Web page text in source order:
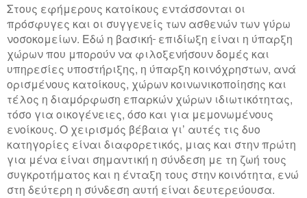
Στους εφήμερους κατοίκους εντάσσονται οι
πρόσφυγες και οι συγγενείς των ασθενών των γύρω
νοσοκομείων. Εδώ η βασική επιδίωξη είναι η ύπαρξη
χώρων που μπορούν να φιλοξενήσουν δομές και
υπηρεσίες υποστήριξης, η ύπαρξη κοινόχρηστων, ανά
ορισμένους κατοίκους, χώρων κοινωνικοποίησης και
τέλος η διαμόρφωση επαρκών χώρων ιδιωτικότητας,
τόσο για οικογένειες, όσο και για μεμονωμένους
ενοίκους. Ο χειρισμός βέβαια γι’ αυτές τις δυο
κατηγορίες είναι διαφορετικός, μιας και στην πρώτη
για μένα είναι σημαντική η σύνδεση με τη ζωή τους
συγκροτήματος και η ένταξη τους στην κοινότητα, ενώ
στη δεύτερη η σύνδεση αυτή είναι δευτερεύουσα.